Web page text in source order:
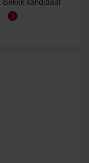
Bekijk kandidaat